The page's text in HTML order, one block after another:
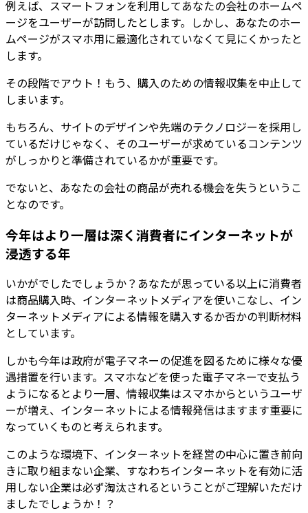
例えば、スマートフォンを利用してあなたの会社のホームペ
ージをユーザーが訪問したとします。しかし、あなたのホー
ムページがスマホ用に最適化されていなくて見にくかったと
します。
その段階でアウト！もう、購入のための情報収集を中止して
しまいます。
もちろん、サイトのデザインや先端のテクノロジーを採用し
ているだけじゃなく、そのユーザーが求めているコンテンツ
がしっかりと準備されているかが重要です。
でないと、あなたの会社の商品が売れる機会を失うというこ
となのです。
今年はより一層は深く消費者にインターネットが
浸透する年
いかがでしたでしょうか？あなたが思っている以上に消費者
は商品購入時、インターネットメディアを使いこなし、イン
ターネットメディアによる情報を購入するか否かの判断材料
としています。
しかも今年は政府が電子マネーの促進を図るために様々な優
遇措置を行います。スマホなどを使った電子マネーで支払う
ようになるとより一層、情報収集はスマホからというユーザ
ーが増え、インターネットによる情報発信はますます重要に
なっていくものと考えられます。
このような環境下、インターネットを経営の中心に置き前向
きに取り組まない企業、すなわちインターネットを有効に活
用しない企業は必ず淘汰されるということがご理解いただけ
ましたでしょうか！？